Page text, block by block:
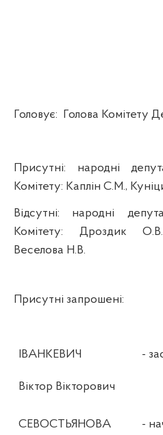
Головує: Голова Комітету
Присутні: народні
Комітету: Каплін С.М.,
Відсутні: народні
Комітету: Дроздик
Веселова Н.В.
Присутні запрошені:
ІВАНКЕВИЧ
Віктор Вікторович
-
СЕВОСТЬЯНОВА -